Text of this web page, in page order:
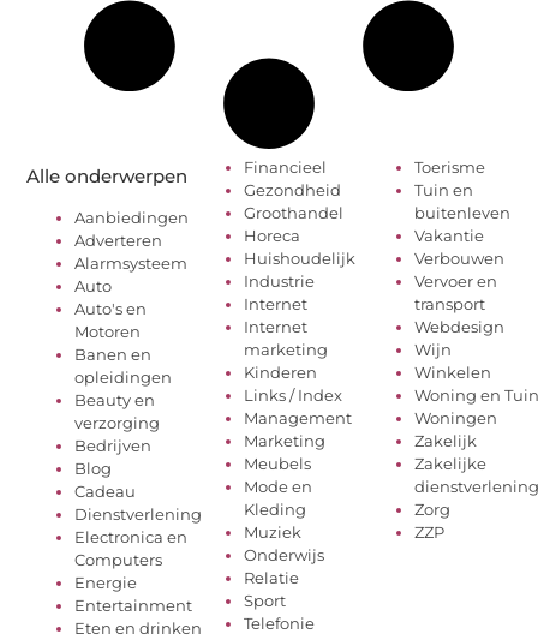
Alle onderwerpen
Aanbiedingen
Adverteren
Alarmsysteem
Auto
Auto's en
Motoren
Banen en
opleidingen
Beauty en
verzorging
Bedrijven
Blog
Cadeau
Dienstverlening
Electronica en
Computers
Energie
Entertainment
Eten en drinken
Financieel
Gezondheid
Groothandel
Horeca
Huishoudelijk
Industrie
Internet
Internet
marketing
Kinderen
Links / Index
Management
Marketing
Meubels
Mode en
Kleding
Muziek
Onderwijs
Relatie
Sport
Telefonie
Toerisme
Tuin en
buitenleven
Vakantie
Verbouwen
Vervoer en
transport
Webdesign
Wijn
Winkelen
Woning en Tuin
Woningen
Zakelijk
Zakelijke
dienstverlening
Zorg
ZZP